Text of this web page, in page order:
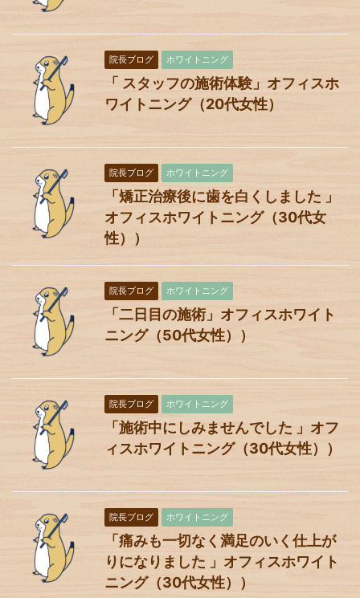
院長ブログ ホワイトニング
「 スタッフの施術体験」オフィスホ
ワイトニング（20代女性）
院長ブログ ホワイトニング
「矯正治療後に歯を白くしました 」
オフィスホワイトニング（30代女
性））
院長ブログ ホワイトニング
「二日目の施術」オフィスホワイト
ニング（50代女性））
院長ブログ ホワイトニング
「施術中にしみませんでした 」オフ
ィスホワイトニング（30代女性））
院長ブログ ホワイトニング
「痛みも一切なく満足のいく仕上が
りになりました 」オフィスホワイト
ニング（30代女性））